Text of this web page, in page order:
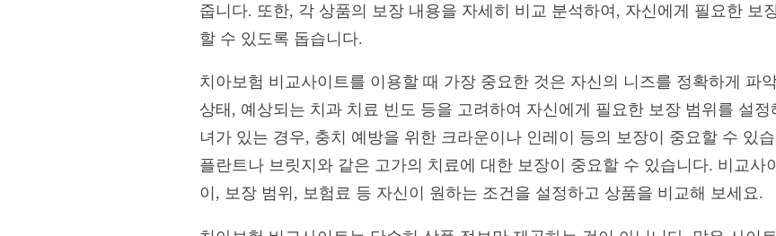
줍니다. 또한, 각 상품의 보장 내용을 자세히 비교 분석하여, 자신에게 필요한 보
할 수 있도록 돕습니다.
치아보험 비교사이트를 이용할 때 가장 중요한 것은 자신의 니즈를 정확하게 파
상태, 예상되는 치과 치료 빈도 등을 고려하여 자신에게 필요한 보장 범위를 설
녀가 있는 경우, 충치 예방을 위한 크라운이나 인레이 등의 보장이 중요할 수 있
플란트나 브릿지와 같은 고가의 치료에 대한 보장이 중요할 수 있습니다. 비교사
이, 보장 범위, 보험료 등 자신이 원하는 조건을 설정하고 상품을 비교해 보세요.